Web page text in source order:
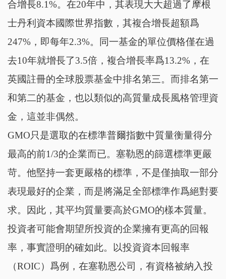
合增長8.1%。在20年中，其表現大大超過了摩根
士丹利資本國際世界指數，其複合增長超額爲
247%，即每年2.3%。同一基金的單位價格僅在過
去10年就增長了3.5倍，複合增長率爲13.2%，在
英國註冊的全球股票基金中排名第三。而排名第一
和第二的基金，也以類似的高質量成長風格管理資
金，這並非偶然。
GMO只是選取的在標準普爾指數中質量衡量得分
最高的前1/3的企業而已。塞勒恩的篩選標準更嚴
苛。他堅持一套更嚴格的標準，不是僅抽取一部分
表現最好的企業，而是將滿足全部標準作爲絕對要
求。因此，其平均質量要高於GMO的樣本質量。
投資者可能會期望所投資的企業擁有更高的回報
率，事實證明的確如此。以投資資本回報率
（ROIC）爲例，在塞勒恩公司，有資格被納入投